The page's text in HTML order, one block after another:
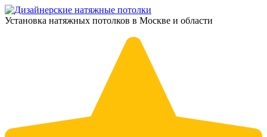
Установка натяжных потолков в Москве и области